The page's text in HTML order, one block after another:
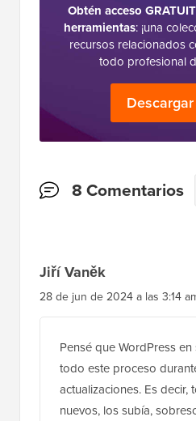
Obtén acceso
herramientas: ¡una
recursos relacionados
todo profesional
Interacciones
8 Comentarios
Jiří Vaněk
28 de jun de 2024 a las 3:14
Pensé que WordPress
todo este proceso
actualizaciones. Es decir,
nuevos, los subía,